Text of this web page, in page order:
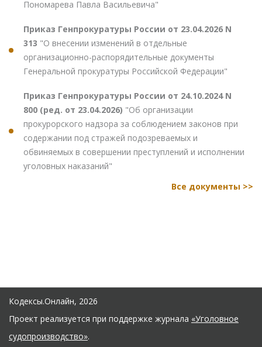
Пономарева Павла Васильевича"
Приказ Генпрокуратуры России от 23.04.2026 N
313 "О внесении изменений в отдельные
организационно-распорядительные документы
Генеральной прокуратуры Российской Федерации"
Приказ Генпрокуратуры России от 24.10.2024 N
800 (ред. от 23.04.2026) "Об организации
прокурорского надзора за соблюдением законов при
содержании под стражей подозреваемых и
обвиняемых в совершении преступлений и исполнении
уголовных наказаний"
Все документы >>
Кодексы.Онлайн, 2026
Проект реализуется при поддержке журнала «Уголовное
судопроизводство».